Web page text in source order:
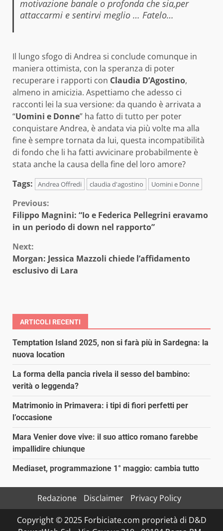
motivazione banale o profonda che sia,per
attaccarmi e sentirvi meglio … Fatelo…
Il lungo sfogo di Andrea si conclude comunque in
maniera ottimista, con la speranza di poter
recuperare i rapporti con Claudia D’Agostino,
almeno in amicizia. Aspettiamo che adesso ci
racconti lei la sua versione: da quando è arrivata a
“Uomini e Donne” ha fatto di tutto per poter
conquistare Andrea, è andata via più volte ma alla
fine è sempre tornata da lui, questa incompatibilità
di fondo che li ha fatti avvicinare probabilmente è
stata anche la causa della fine del loro amore?
Tags:
Andrea Offredi claudia d'agostino Uomini e Donne
Continue
Reading
Previous:
Filippo Magnini: “Io e Federica Pellegrini eravamo
in un periodo di down nel rapporto”
Next:
Morgan: Jessica Mazzoli chiede l’affidamento
esclusivo di Lara
ARTICOLI RECENTI
Temptation Island 2025, non si farà più in Sardegna: la
nuova location
La forma della pancia rivela il sesso del bambino:
verità o leggenda?
Matrimonio in Primavera: i tipi di fiori perfetti per
l’occasione
Mara Venier dove vive: il suo attico romano farebbe
impallidire chiunque
Mediaset, programmazione 1° maggio: cambia tutto
Redazione Disclaimer
Privacy Policy
Copyright © 2025 Forbiciate.com proprietà di D&D